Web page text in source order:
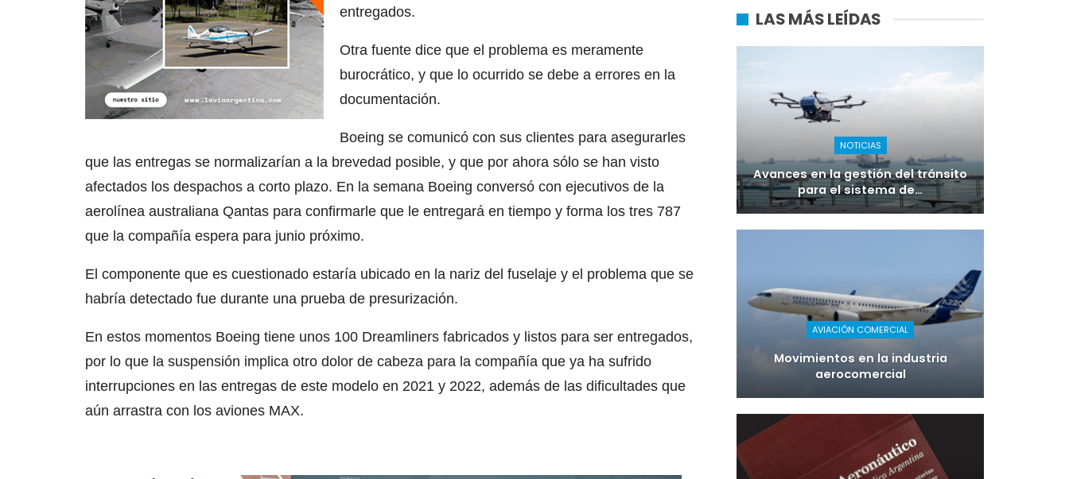
entregados.
Otra fuente dice que el problema es meramente
burocrático, y que lo ocurrido se debe a errores en la
documentación.
Boeing se comunicó con sus clientes para asegurarles
que las entregas se normalizarían a la brevedad posible, y que por ahora sólo se han visto
afectados los despachos a corto plazo. En la semana Boeing conversó con ejecutivos de la
aerolínea australiana Qantas para confirmarle que le entregará en tiempo y forma los tres 787
que la compañía espera para junio próximo.
El componente que es cuestionado estaría ubicado en la nariz del fuselaje y el problema que se
habría detectado fue durante una prueba de presurización.
En estos momentos Boeing tiene unos 100 Dreamliners fabricados y listos para ser entregados,
por lo que la suspensión implica otro dolor de cabeza para la compañía que ya ha sufrido
interrupciones en las entregas de este modelo en 2021 y 2022, además de las dificultades que
aún arrastra con los aviones MAX.
LAS MÁS LEÍDAS
NOTICIAS
Avances en la gestión del tránsito
para el sistema de…
AVIACIÓN COMERCIAL
Movimientos en la industria
aerocomercial